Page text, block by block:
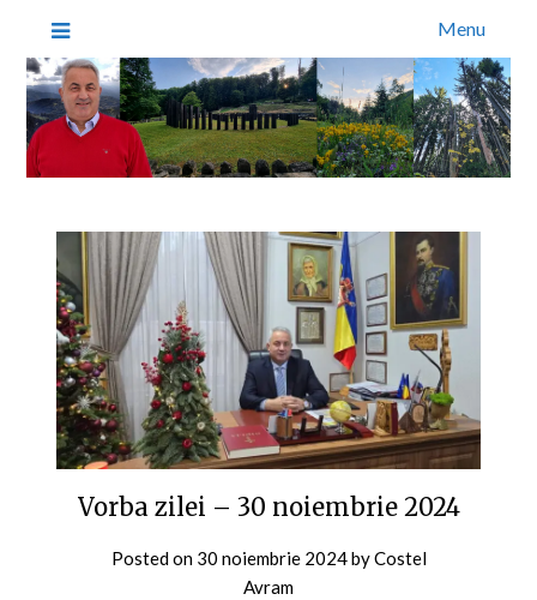
Menu
Vorba zilei – 30 noiembrie 2024
Posted on 30 noiembrie 2024byCostel
Avram